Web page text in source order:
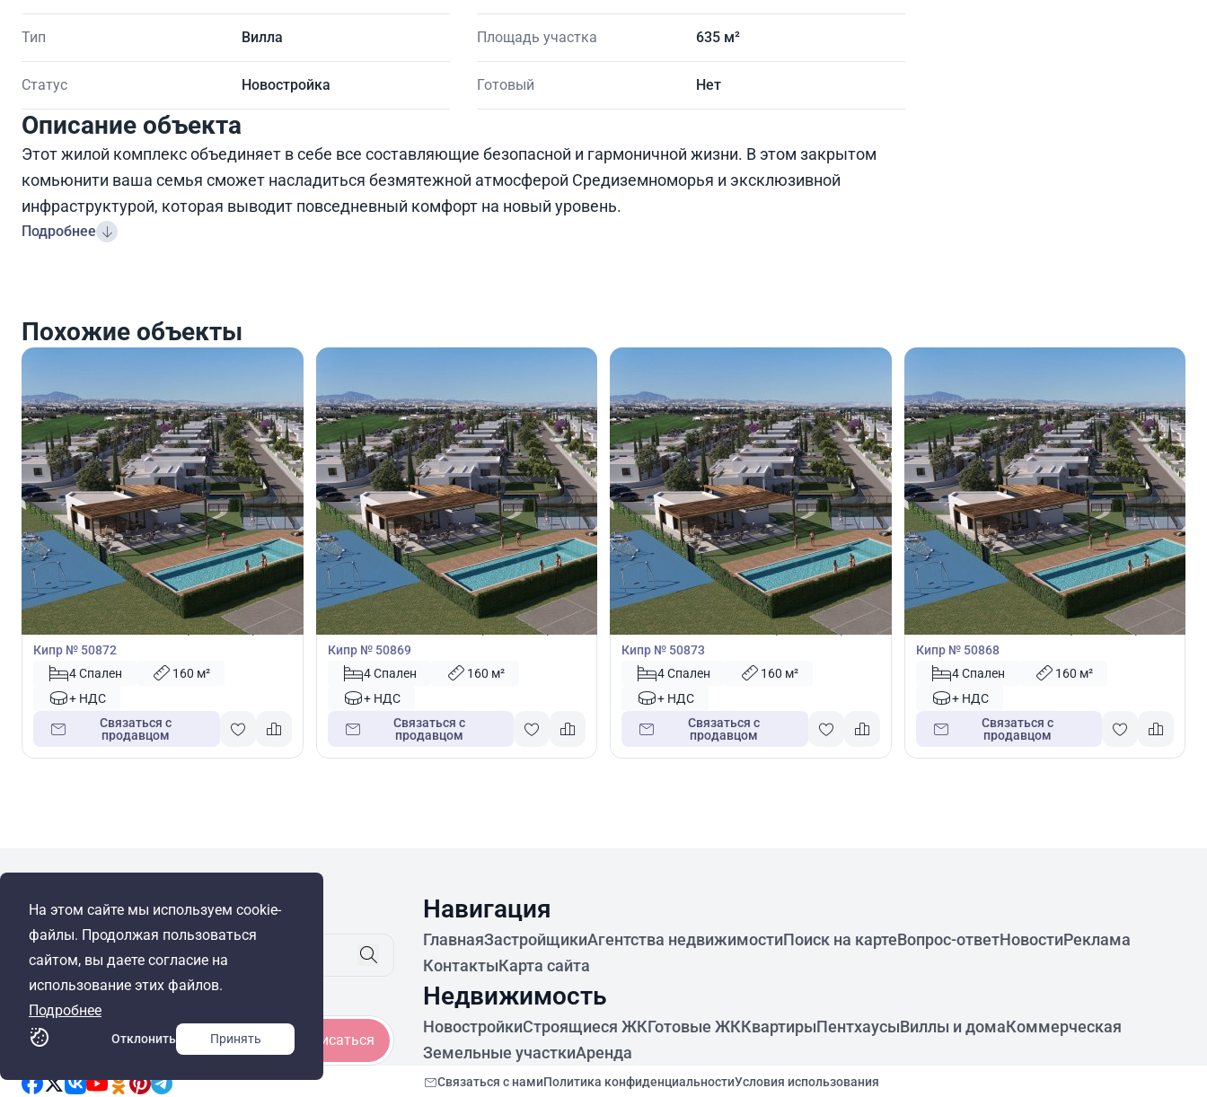
Тип Вилла
Статус Новостройка
Площадь участка 635 м²
Готовый Нет
Описание объекта
Этот жилой комплекс объединяет в себе все составляющие безопасной и гармоничной жизни. В этом закрытом
комьюнити ваша семья сможет насладиться безмятежной атмосферой Средиземноморья и эксклюзивной
инфраструктурой, которая выводит повседневный комфорт на новый уровень.
Подробнее
Похожие объекты
€ 562 300
Вилла
Вилла с 4 спальнями в Перволия, Ларнака,
Кипр № 50872
4 Спален
160 м²
+ НДС
Связаться с
продавцом
€ 566 500
Вилла
Вилла с 4 спальнями в Перволия, Ларнака,
Кипр № 50869
4 Спален
160 м²
+ НДС
Связаться с
продавцом
€ 561 250
Вилла
Вилла с 4 спальнями в Перволия, Ларнака,
Кипр № 50873
4 Спален
160 м²
+ НДС
Связаться с
продавцом
€ 560 000
Вилла
Вилла с 4 спальнями в Перволия, Ларнака,
Кипр № 50868
4 Спален
160 м²
+ НДС
Связаться с
продавцом
На этом сайте мы используем cookie-
файлы. Продолжая пользоваться
сайтом, вы даете согласие на
использование этих файлов.
Подробнее
Отклонить Принять
© Cyprus Realestate 2026. Все права защищены!
Будьте в курсе
Подписаться
Навигация
ГлавнаяЗастройщикиАгентства недвижимостиПоиск на картеВопрос-ответНовостиРеклама
КонтактыКарта сайта
Недвижимость
НовостройкиСтроящиеся ЖКГотовые ЖККвартирыПентхаусыВиллы и домаКоммерческая
Земельные участкиАренда
Связаться с намиПолитика конфиденциальностиУсловия использования